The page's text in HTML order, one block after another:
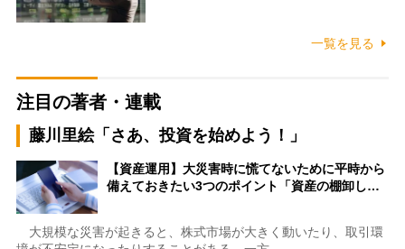
一覧を見る
注目の著者・連載
藤川里絵「さあ、投資を始めよう！」
【資産運用】大災害時に慌てないために平時から
備えておきたい3つのポイント「資産の棚卸し…
大規模な災害が起きると、株式市場が大きく動いたり、取引環